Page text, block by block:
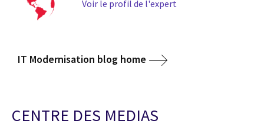
Voir le profil de l'expert
IT Modernisation blog home
CENTRE DES MEDIAS